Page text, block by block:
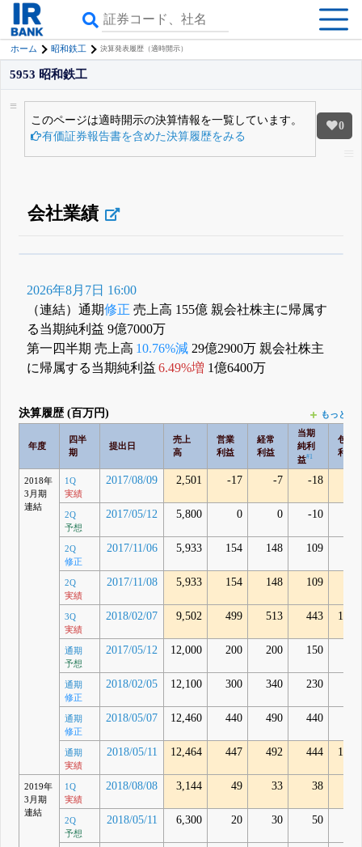
ホーム 昭和鉄工 決算発表履歴（適時開示）
0
5953 昭和鉄工
このページは適時開示の決算情報を一覧しています。
有価証券報告書を含めた決算履歴をみる
会社業績
無料でβ版をはじめる
登録すると永久30%OFFと米株版の先行利用も付きます
2026年8月7日 16:00
（連結）通期修正 売上高 155億 親会社株主に帰属す
る当期純利益 9億7000万
第一四半期 売上高 10.76%減 29億2900万 親会社株主
に帰属する当期純利益 6.49%増 1億6400万
決算履歴 (百万円) もっとみ
年度
四半
期
提出日
売上
高
営業
利益
経常
利益
当期
純利
益#1
包括
利益
2018年
3月期
連結
1Q
実績
2017/08/09 2,501 -17 -7 -18
2Q
予想
2017/05/12 5,800 0 0 -10
2Q
修正
2017/11/06 5,933 154 148 109
2Q
実績
2017/11/08 5,933 154 148 109
3Q
実績
2018/02/07 9,502 499 513 443
通期
予想
2017/05/12 12,000 200 200 150
通期
修正
2018/02/05 12,100 300 340 230
通期
修正
2018/05/07 12,460 440 490 440
通期
実績
2018/05/11 12,464 447 492 444
2019年
3月期
連結
1Q
実績
2018/08/08 3,144 49 33 38
2Q
予想
2018/05/11 6,300 20 30 50